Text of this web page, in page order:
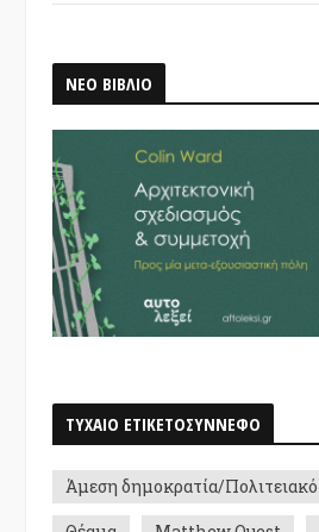
ΝΕΟ ΒΙΒΛΙΟ
ΤΥΧΑΙΟ ΕΤΙΚΕΤΟΣΥΝΝΕΦΟ
Άμεση δημοκρατία/Πολιτειακό